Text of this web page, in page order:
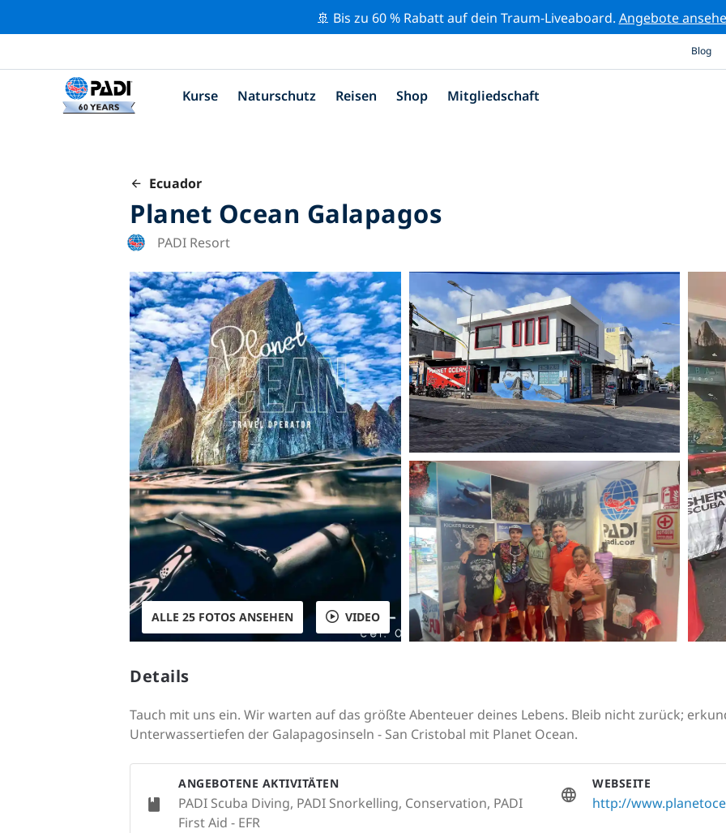
🚢 Bis zu 60 % Rabatt auf dein Traum-Liveaboard. Angebote
Blog
Kurse Naturschutz Reisen Shop Mitgliedschaft
Ecuador
Planet Ocean Galapagos
PADI Resort
ALLE 25 FOTOS ANSEHEN VIDEO
Details
Tauch mit uns ein. Wir warten auf das größte Abenteuer deines Lebens. Bleib nicht zurück;
Unterwassertiefen der Galapagosinseln - San Cristobal mit Planet Ocean.
ANGEBOTENE AKTIVITÄTEN
PADI Scuba Diving, PADI Snorkelling, Conservation, PADI
First Aid - EFR
WEBSEITE
http://